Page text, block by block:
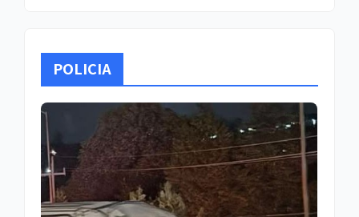
POLICIA